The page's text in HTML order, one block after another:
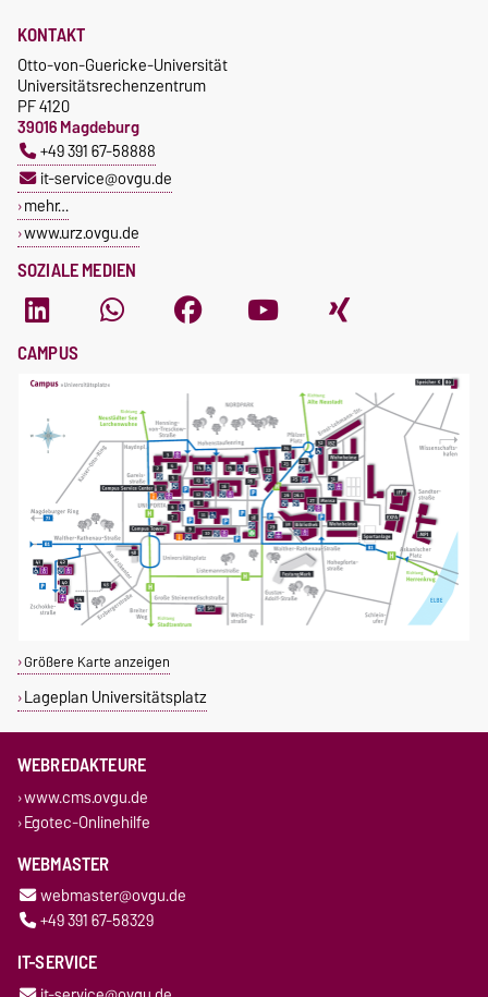
SOZIALE MEDIEN
KONTAKT
Otto-von-Guericke-Universität
Universitätsrechenzentrum
PF 4120
39016 Magdeburg
+49 391 67-58888
it-service@ovgu.de
mehr…
www.urz.ovgu.de
CAMPUS
Größere Karte anzeigen
Lageplan Universitätsplatz
WEBREDAKTEURE
www.cms.ovgu.de
Egotec-Onlinehilfe
WEBMASTER
webmaster@ovgu.de
+49 391 67-58329
IT-SERVICE